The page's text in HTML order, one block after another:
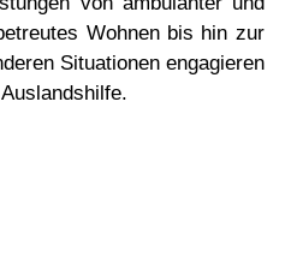
Wohnen bis hin zur
Situationen engagieren